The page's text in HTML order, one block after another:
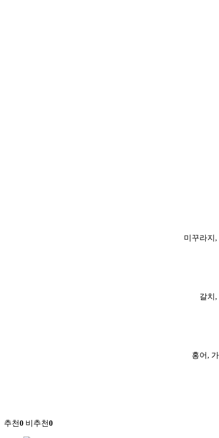
미꾸라지
갈치,
홍어,
추천0 비추천0